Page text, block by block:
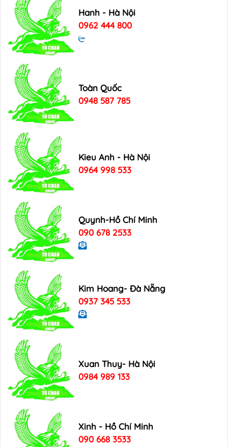
Hanh - Hà Nội
0962 444 800
Toàn Quốc
0948 587 785
Kieu Anh - Hà Nội
0964 998 533
Quynh-Hồ Chí Minh
090 678 2533
Kim Hoang- Đà Nẵng
0937 345 533
Xuan Thuy- Hà Nội
0984 989 133
Xinh - Hồ Chí Minh
090 668 3533